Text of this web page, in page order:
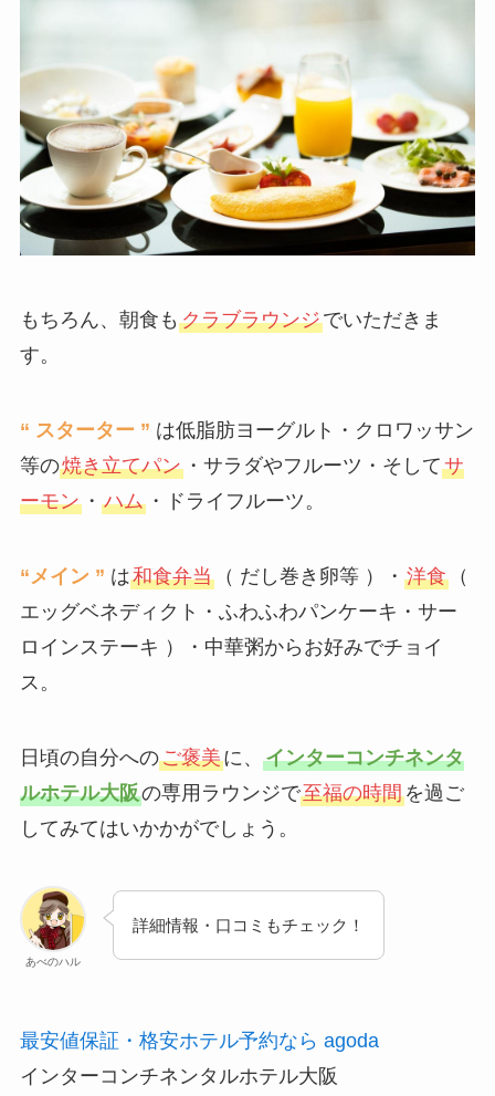
もちろん、朝食も クラブラウンジでいただきま
す。
“ スターター ” は低脂肪ヨーグルト・クロワッサン
等の焼き立てパン・サラダやフルーツ・そしてサ
ーモン・ ハム・ドライフルーツ。
“メイン ” は和食弁当（ だし巻き卵等 ）・ 洋食（
エッグベネディクト・ふわふわパンケーキ・サー
ロインステーキ ）・中華粥からお好みでチョイ
ス。
日頃の自分へのご褒美に、 インターコンチネンタ
ルホテル大阪の専用ラウンジで至福の時間を過ご
してみてはいかかがでしょう。
あべのハル
詳細情報・口コミもチェック！
最安値保証・格安ホテル予約なら agoda
インターコンチネンタルホテル大阪